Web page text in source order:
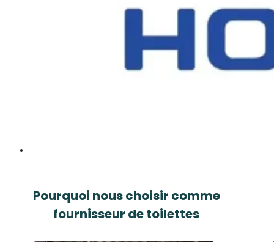
Pourquoi nous choisir comme
fournisseur de toilettes